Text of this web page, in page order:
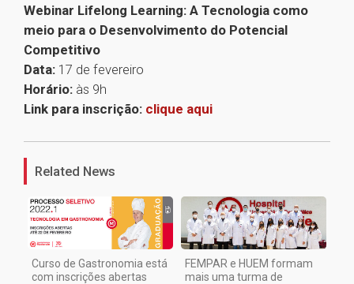
Webinar Lifelong Learning: A Tecnologia como
meio para o Desenvolvimento do Potencial
Competitivo
Data: 17 de fevereiro
Horário: às 9h
Link para inscrição: clique aqui
1
Related News
Curso de Gastronomia está
com inscrições abertas
FEMPAR e HUEM formam
mais uma turma de